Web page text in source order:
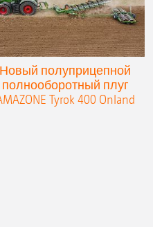
Новый полуприцепной
полнооборотный плуг
Tyrok 400 Onland